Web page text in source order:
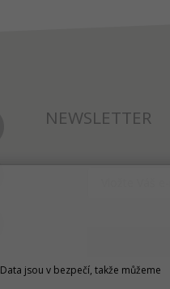
NEWSLETTER
jsou v bezpečí, takže můžeme